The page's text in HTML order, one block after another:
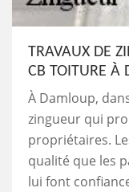
TRAVAUX DE
CB TOITURE À
À Damloup,
zingueur qui
propriétaires.
qualité que les
lui font